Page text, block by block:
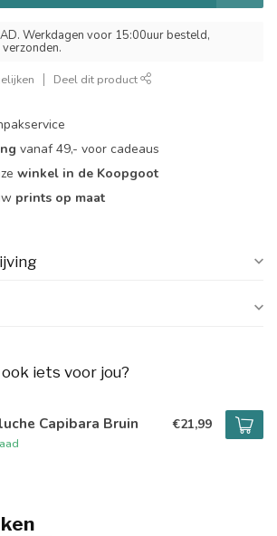
Werkdagen voor 15:00uur besteld,
Deel dit product
vanaf 49,- voor cadeaus
winkel in de Koopgoot
prints op maat
iets voor jou?
Capibara Bruin €21,99